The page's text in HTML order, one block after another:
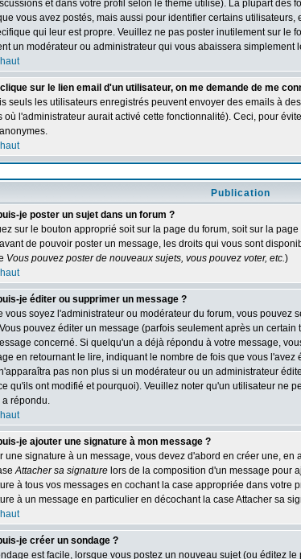
et dans votre profil selon le thème utilisé). La plupart des
vous avez postés, mais aussi pour identifier certains
qui leur est propre. Veuillez ne pas poster inutilement sur le
un modérateur ou administrateur qui vous abaissera simplement
sur le lien email d'un utilisateur, on me demande de me
seuls les utilisateurs enregistrés peuvent envoyer des emails à
où l'administrateur aurait activé cette fonctionnalité). Ceci, pour
Publication
je poster un sujet dans un forum ?
sur le bouton approprié soit sur la page du forum, soit sur la
de pouvoir poster un message, les droits qui vous sont
Vous pouvez poster de nouveaux sujets, vous pouvez voter, etc.)
je éditer ou supprimer un message ?
vous soyez l'administrateur ou modérateur du forum, vous pouvez
pouvez éditer un message (parfois seulement après un
concerné. Si quelqu'un a déjà répondu à votre message,
en retournant le lire, indiquant le nombre de fois que vous
pas non plus si un modérateur ou un administrateur
qu'ils ont modifié et pourquoi). Veuillez noter qu'un utilisateur ne
répondu.
je ajouter une signature à mon message ?
une signature à un message, vous devez d'abord en créer une,
Attacher sa signature lors de la composition d'un message pour
à tous vos messages en cochant la case appropriée dans votre
à un message en particulier en décochant la case Attacher sa
je créer un sondage ?
est facile, lorsque vous postez un nouveau sujet (ou éditez